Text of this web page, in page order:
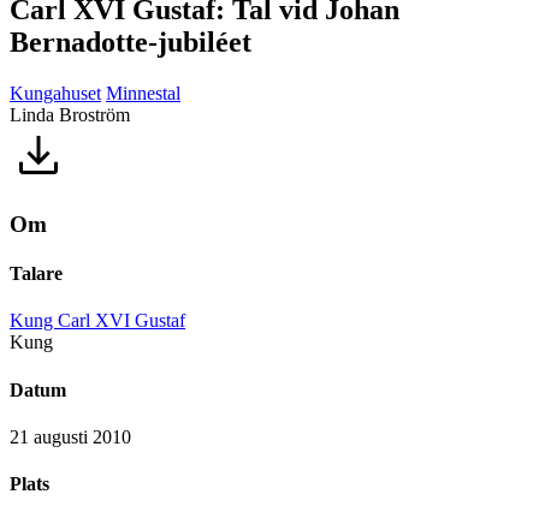
Carl XVI Gustaf: Tal vid Johan
Bernadotte-jubiléet
Kungahuset Minnestal
Linda Broström
Om
Talare
Kung Carl XVI Gustaf
Kung
Datum
21 augusti 2010
Plats